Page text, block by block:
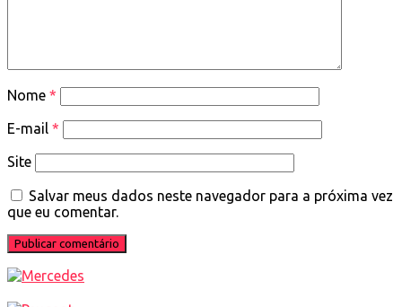
Nome *
E-mail *
Site
Salvar meus dados neste navegador para a próxima vez
que eu comentar.